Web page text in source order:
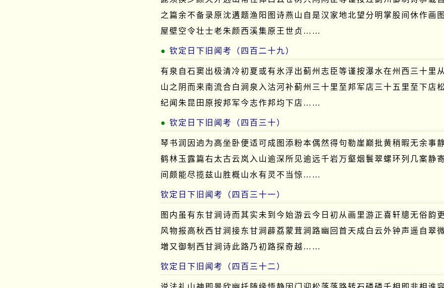
之篇余不备录原沈遘题渔阳图诗燕山自是汉家地北望分明掌股间休作画
屋壁空令壮士老朱颜西溪集原王世贞……
钦定日下旧闻考（四百二十九）
有泉自石窦出极清冷初夏或有氷浮出蓟州志臣等谨按瀑水在州西三十里
山之阴而来南流合白涧泉入沽河补蓟州三十里至邦军店三十五里至下店
纪闻朱昆田原按邦军今志作邦均下店……
钦定日下旧闻考（四百三十）
琴书润因逈为高坐卧便适可成图添粉本偶然得句勒崖巅批黄稍暇无余事
鹤林玉露篇右太古云岚入山逾深所见逾远千岩万壑烟鬟翠螺环列几案静
间颇能尽揽兹山胜概山水有灵不当惊……
钦定日下旧闻考（四百三十一）
图内虽有东甘涧诗而其实未到今始游云今日初从画里游正喜轩牕无俗韵
风物报高秋西甘涧接东甘涧薜荔蒙茸涧路幽回首天成白云外钟声遥自翠
増又御制西甘涧诗此路乃初路探奇越……
钦定日下旧闻考（四百三十二）